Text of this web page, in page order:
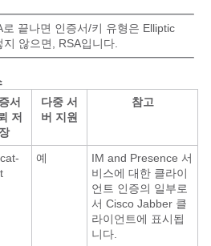
끝나면 인증서/키 유형은 Elliptic
않으면, RSA입니다.
서
저
장
다중 서
버 지원
참고
예
IM and Presence 서
비스에 대한 클라이
언트 인증의 일부로
서 Cisco Jabber 클
라이언트에 표시됩
니다.